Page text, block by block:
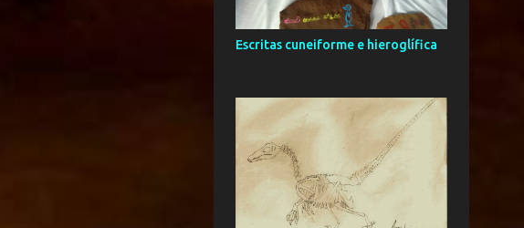
agosto
13
julho
7
maio
abril
março
fevereiro
Escritas cuneiforme e hieroglífica